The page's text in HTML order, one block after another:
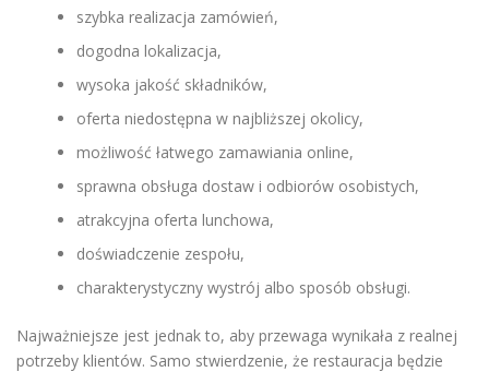
szybka realizacja zamówień,
dogodna lokalizacja,
wysoka jakość składników,
oferta niedostępna w najbliższej okolicy,
możliwość łatwego zamawiania online,
sprawna obsługa dostaw i odbiorów osobistych,
atrakcyjna oferta lunchowa,
doświadczenie zespołu,
charakterystyczny wystrój albo sposób obsługi.
Najważniejsze jest jednak to, aby przewaga wynikała z realnej
potrzeby klientów. Samo stwierdzenie, że restauracja będzie